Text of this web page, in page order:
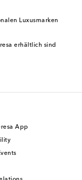
Luxusmarken
erhältlich sind
App